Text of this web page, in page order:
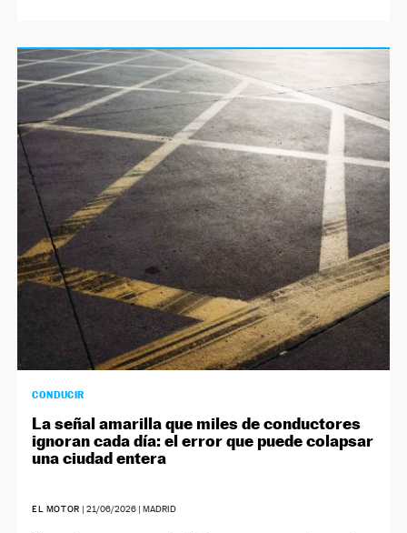
CONDUCIR
La señal amarilla que miles de conductores
ignoran cada día: el error que puede colapsar
una ciudad entera
EL MOTOR | 21/06/2026| MADRID